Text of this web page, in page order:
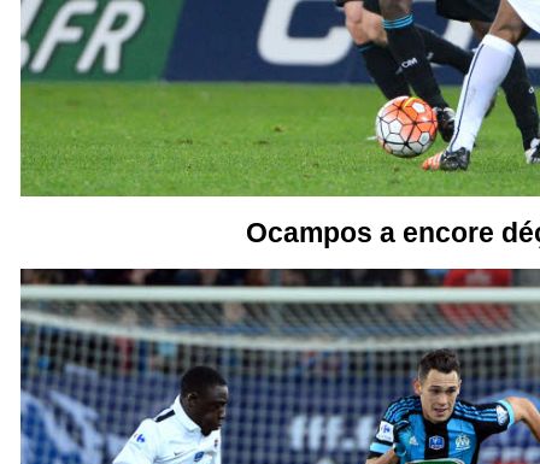
Ocampos a encore